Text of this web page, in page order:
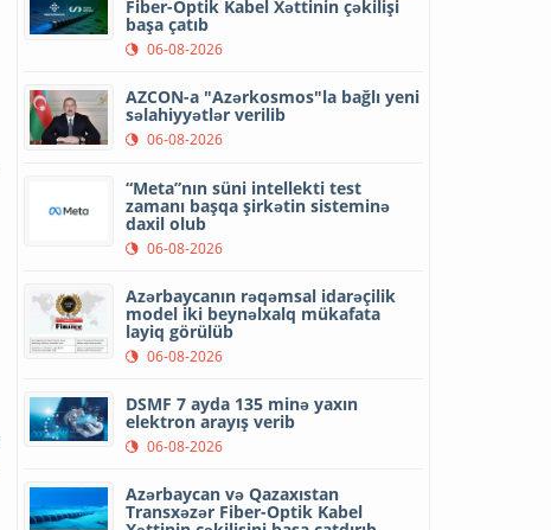
Fiber-Optik Kabel Xəttinin çəkilişi
başa çatıb
06-08-2026
AZCON-a "Azərkosmos"la bağlı yeni
səlahiyyətlər verilib
06-08-2026
“Meta”nın süni intellekti test
zamanı başqa şirkətin sisteminə
daxil olub
06-08-2026
Azərbaycanın rəqəmsal idarəçilik
model iki beynəlxalq mükafata
layiq görülüb
06-08-2026
DSMF 7 ayda 135 minə yaxın
elektron arayış verib
06-08-2026
Azərbaycan və Qazaxıstan
Transxəzər Fiber-Optik Kabel